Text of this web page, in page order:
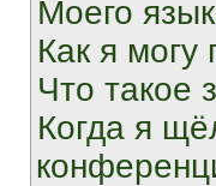
Моего
Как я
Что такое
Когда я